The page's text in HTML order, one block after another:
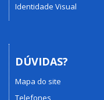
Identidade Visual
DÚVIDAS?
Mapa do site
Telefones